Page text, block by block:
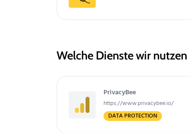
Welche Dienste wir nutzen
PrivacyBee
https://www.privacybee.io/
DATA PROTECTION